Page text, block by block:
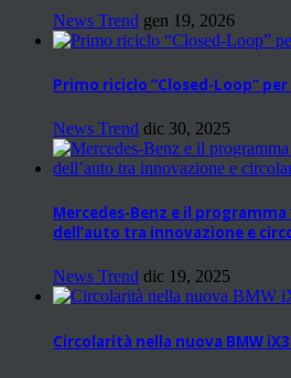
News Trend gen 19, 2026
Primo riciclo “Closed-Loop”
News Trend dic 30, 2025
Mercedes-Benz e il
dell’auto tra innovazione e
News Trend dic 19, 2025
Circolarità nella nuova BMW